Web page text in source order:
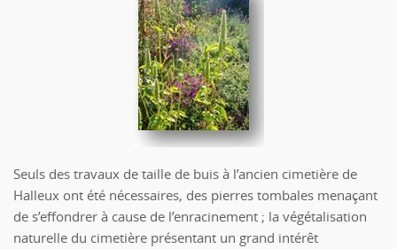
Seuls des travaux de taille de buis à l’ancien cimetière de
Halleux ont été nécessaires, des pierres tombales menaçant
de s’effondrer à cause de l’enracinement ; la végétalisation
naturelle du cimetière présentant un grand intérêt